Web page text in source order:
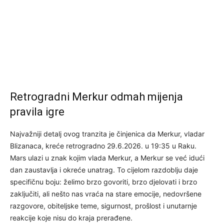
Retrogradni Merkur odmah mijenja
pravila igre
Najvažniji detalj ovog tranzita je činjenica da Merkur, vladar
Blizanaca, kreće retrogradno 29.6.2026. u 19:35 u Raku.
Mars ulazi u znak kojim vlada Merkur, a Merkur se već idući
dan zaustavlja i okreće unatrag. To cijelom razdoblju daje
specifičnu boju: želimo brzo govoriti, brzo djelovati i brzo
zaključiti, ali nešto nas vraća na stare emocije, nedovršene
razgovore, obiteljske teme, sigurnost, prošlost i unutarnje
reakcije koje nisu do kraja prerađene.